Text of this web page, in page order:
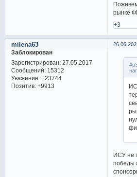
рынке
+3
milena63
Заблокирован
Зарегистрирован: 27.05.2017
Сообщений:15312
Уважение: +23744
Позитив: +9913
ИСУ не
победы